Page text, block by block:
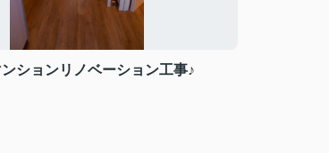
ションリノベーション工事♪